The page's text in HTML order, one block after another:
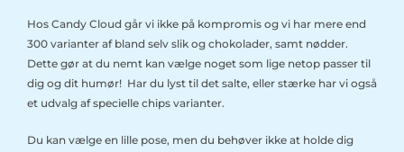
Hos Candy Cloud går vi ikke på kompromis og vi har mere end
300 varianter af bland selv slik og chokolader, samt nødder.
Dette gør at du nemt kan vælge noget som lige netop passer til
dig og dit humør! Har du lyst til det salte, eller stærke har vi også
et udvalg af specielle chips varianter.
Du kan vælge en lille pose, men du behøver ikke at holde dig